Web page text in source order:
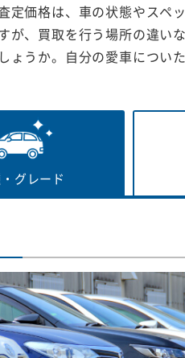
定価格は、車の状態やスペ
が、買取を行う場所の違い
ょうか。自分の愛車につい
グレード